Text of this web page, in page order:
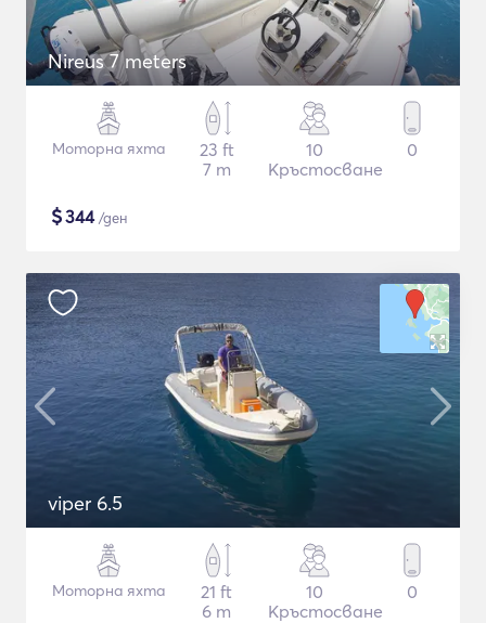
Nireus 7 meters
Моторна яхта
23 ft
7 m
10
Кръстосване
0
$344/ден
viper 6.5
Моторна яхта
21 ft
6 m
10
Кръстосване
0